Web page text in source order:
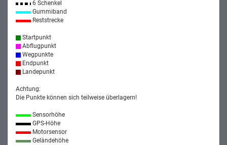
6 Schenkel
Gummiband
Reststrecke
Startpunkt
Abflugpunkt
Wegpunkte
Endpunkt
Landepunkt
Achtung:
Die Punkte können sich teilweise überlagern!
Sensorhöhe
GPS-Höhe
Motorsensor
Geländehöhe